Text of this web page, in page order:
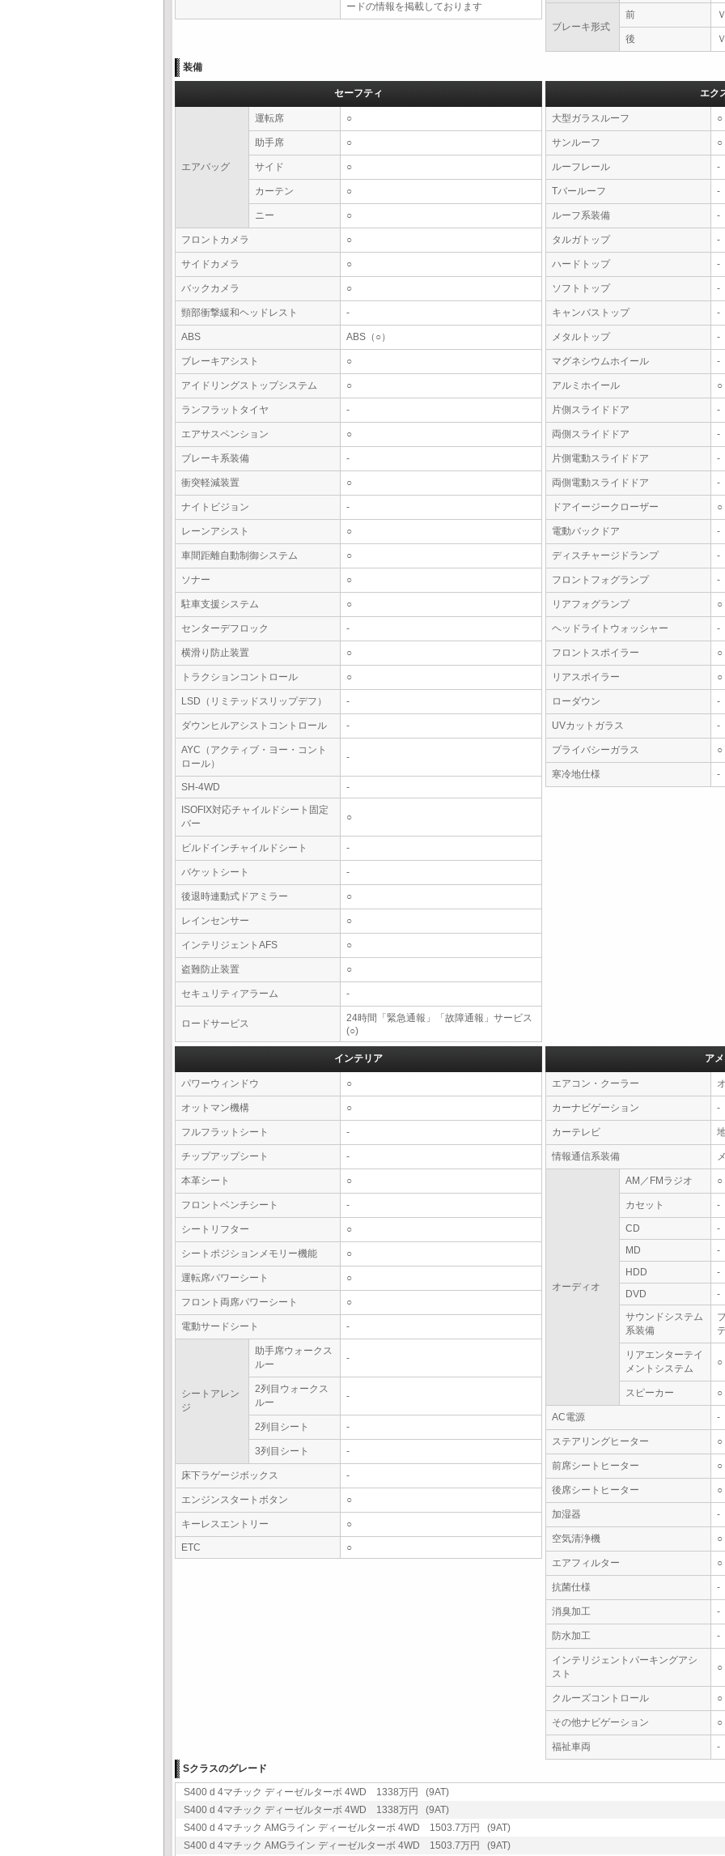
ードの情報を掲載しております
ブレーキ形式
前
後
装備
セーフティ
エアバッグ
運転席 ○
助手席 ○
サイド ○
カーテン ○
ニー ○
フロントカメラ ○
サイドカメラ ○
バックカメラ ○
頸部衝撃緩和ヘッドレスト -
ABS ABS（○）
ブレーキアシスト ○
アイドリングストップシステム ○
ランフラットタイヤ -
エアサスペンション ○
ブレーキ系装備 -
衝突軽減装置 ○
ナイトビジョン -
レーンアシスト ○
車間距離自動制御システム ○
ソナー ○
駐車支援システム ○
センターデフロック -
横滑り防止装置 ○
トラクションコントロール ○
LSD（リミテッドスリップデフ） -
ダウンヒルアシストコントロール -
AYC（アクティブ・ヨー・コント
ロール）
-
SH-4WD
-
ISOFIX対応チャイルドシート固定
バー
○
ビルドインチャイルドシート -
バケットシート -
後退時連動式ドアミラー ○
レインセンサー ○
インテリジェントAFS ○
盗難防止装置 ○
セキュリティアラーム -
ロードサービス
24時間「緊急通報」「故障通報」サービス
(○)
エク
大型ガラスルーフ ○
サンルーフ ○
ルーフレール -
Tバールーフ -
ルーフ系装備 -
タルガトップ -
ハードトップ -
ソフトトップ -
キャンバストップ -
メタルトップ -
マグネシウムホイール -
アルミホイール ○
片側スライドドア -
両側スライドドア -
片側電動スライドドア -
両側電動スライドドア -
ドアイージークローザー ○
電動バックドア -
ディスチャージドランプ -
フロントフォグランプ -
リアフォグランプ ○
ヘッドライトウォッシャー -
フロントスポイラー ○
リアスポイラー ○
ローダウン -
UVカットガラス -
プライバシーガラス ○
寒冷地仕様 -
インテリア
パワーウィンドウ ○
オットマン機構 ○
フルフラットシート -
チップアップシート -
本革シート ○
フロントベンチシート -
シートリフター ○
シートポジションメモリー機能 ○
運転席パワーシート ○
フロント両席パワーシート ○
電動サードシート -
シートアレン
ジ
助手席ウォークス
ルー
-
2列目ウォークス
ルー
-
2列目シート -
3列目シート -
床下ラゲージボックス -
エンジンスタートボタン ○
キーレスエントリー ○
ETC ○
ア
エアコン・クーラー
カーナビゲーション -
カーテレビ
情報通信系装備
オーディオ
AM／FMラジオ ○
カセット -
CD
-
MD
-
HDD
-
DVD
-
サウンドシステム
系装備
リアエンターテイ
メントシステム
○
スピーカー ○
AC電源 -
ステアリングヒーター ○
前席シートヒーター ○
後席シートヒーター ○
加湿器 -
空気清浄機 ○
エアフィルター ○
抗菌仕様 -
消臭加工 -
防水加工 -
インテリジェントパーキングアシ
スト
○
クルーズコントロール ○
その他ナビゲーション ○
福祉車両
-
Sクラスのグレード
S400 d 4マチック ディーゼルターボ 4WD 1338万円 (9AT)
S400 d 4マチック ディーゼルターボ 4WD 1338万円 (9AT)
S400 d 4マチック AMGライン ディーゼルターボ 4WD 1503.7万円 (9AT)
S400 d 4マチック AMGライン ディーゼルターボ 4WD 1503.7万円 (9AT)